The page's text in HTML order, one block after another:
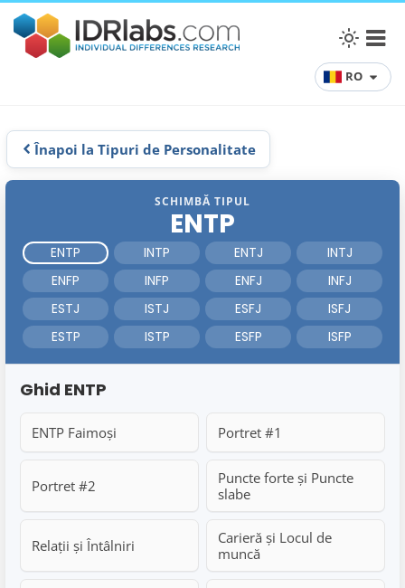
RO
Înapoi la Tipuri de Personalitate
SCHIMBĂ TIPUL
ENTP
ENTP INTP ENTJ
INTJ
ENFP
INFP ENFJ
INFJ
ESTJ
ISTJ ESFJ
ISFJ
ESTP
ISTP ESFP ISFP
Ghid ENTP
ENTP Faimoși Portret #1
Portret #2
Puncte forte și Puncte
slabe
Relații și Întâlniri
Carieră și Locul de
muncă